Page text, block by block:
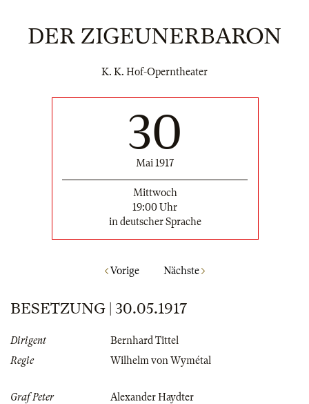
DER ZIGEUNERBARON
K. K. Hof-Operntheater
30
Mai 1917
Mittwoch
19:00 Uhr
in deutscher Sprache
Vorige Nächste
BESETZUNG | 30.05.1917
Dirigent
Bernhard Tittel
Regie
Wilhelm von Wymétal
Graf Peter
Alexander Haydter